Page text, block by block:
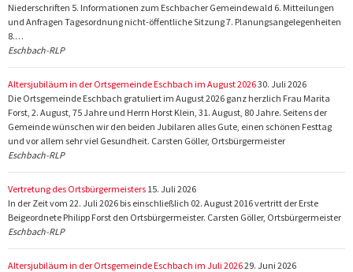
Niederschriften 5. Informationen zum Eschbacher Gemeindewald 6. Mitteilungen
und Anfragen Tagesordnung nicht-öffentliche Sitzung 7. Planungsangelegenheiten
8.…
Eschbach-RLP
Altersjubiläum in der Ortsgemeinde Eschbach im August 202630. Juli 2026
Die Ortsgemeinde Eschbach gratuliert im August 2026 ganz herzlich Frau Marita
Forst, 2. August, 75 Jahre und Herrn Horst Klein, 31. August, 80 Jahre. Seitens der
Gemeinde wünschen wir den beiden Jubilaren alles Gute, einen schönen Festtag
und vor allem sehr viel Gesundheit. Carsten Göller, Ortsbürgermeister
Eschbach-RLP
Vertretung des Ortsbürgermeisters 15. Juli 2026
In der Zeit vom 22. Juli 2026 bis einschließlich 02. August 2016 vertritt der Erste
Beigeordnete Philipp Forst den Ortsbürgermeister. Carsten Göller, Ortsbürgermeister
Eschbach-RLP
Altersjubiläum in der Ortsgemeinde Eschbach im Juli 202629. Juni 2026